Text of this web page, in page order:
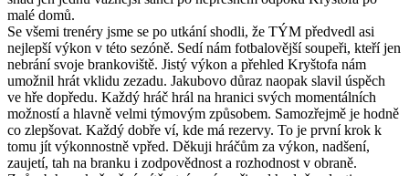
malé domů.
Se všemi trenéry jsme se po utkání shodli, že TÝM předvedl asi
nejlepší výkon v této sezóně. Sedí nám fotbalovější soupeři, kteří jen
nebrání svoje brankoviště. Jistý výkon a přehled Kryštofa nám
umožnil hrát vklidu zezadu. Jakubovo důraz naopak slavil úspěch
ve hře dopředu. Každý hráč hrál na hranici svých momentálních
možností a hlavně velmi týmovým způsobem. Samozřejmě je hodně
co zlepšovat. Každý dobře ví, kde má rezervy. To je první krok k
tomu jít výkonnostně vpřed. Děkuji hráčům za výkon, nadšení,
zaujetí, tah na branku i zodpovědnost a rozhodnost v obraně.